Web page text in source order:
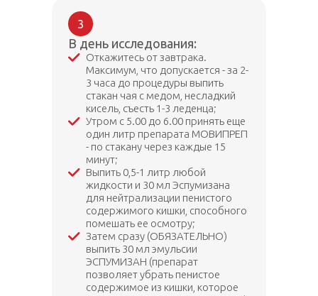
3
В день исследования:
Откажитесь от завтрака.
Максимум, что допускается - за 2-
3 часа до процедуры выпить
стакан чая с медом, несладкий
кисель, съесть 1-3 леденца;
Утром с 5.00 до 6.00 принять еще
один литр препарата МОВИПРЕП
- по стакану через каждые 15
минут;
Выпить 0,5-1 литр любой
жидкости и 30 мл Эспумизана
для нейтрализации пенистого
содержимого кишки, способного
помешать ее осмотру;
Затем сразу (ОБЯЗАТЕЛЬНО)
выпить 30 мл эмульсии
ЭСПУМИЗАН (препарат
позволяет убрать пенистое
содержимое из кишки, которое